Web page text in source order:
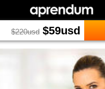
$220usd $59usd